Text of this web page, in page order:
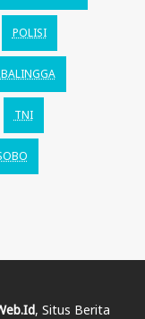
POLISI
TNI
, Situs Berita